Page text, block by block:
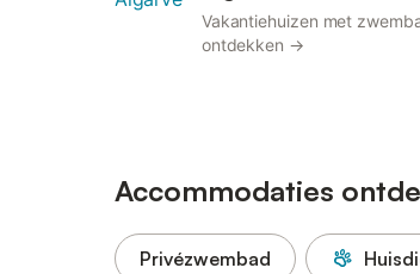
Vakantiehuizen met
ontdekken →
Accommodaties
Privézwembad